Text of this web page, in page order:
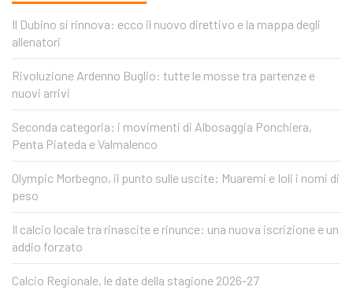
Il Dubino si rinnova: ecco il nuovo direttivo e la mappa degli
allenatori
Rivoluzione Ardenno Buglio: tutte le mosse tra partenze e
nuovi arrivi
Seconda categoria: i movimenti di Albosaggia Ponchiera,
Penta Piateda e Valmalenco
Olympic Morbegno, il punto sulle uscite: Muaremi e Ioli i nomi di
peso
Il calcio locale tra rinascite e rinunce: una nuova iscrizione e un
addio forzato
Calcio Regionale, le date della stagione 2026-27